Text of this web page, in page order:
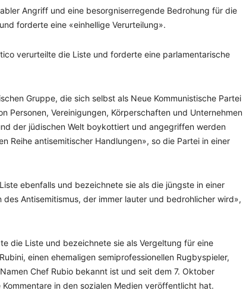
Angriff und eine besorgniserregende Bedrohung für die
forderte eine «einhellige Verurteilung».
verurteilte die Liste und forderte eine parlamentarische
Gruppe, die sich selbst als Neue Kommunistische Partei
Personen, Vereinigungen, Körperschaften und Unternehmen
der jüdischen Welt boykottiert und angegriffen werden
Reihe antisemitischer Handlungen», so die Partei in einer
ebenfalls und bezeichnete sie als die jüngste in einer
Antisemitismus, der immer lauter und bedrohlicher wird»,
die Liste und bezeichnete sie als Vergeltung für eine
einen ehemaligen semiprofessionellen Rugbyspieler,
Chef Rubio bekannt ist und seit dem 7. Oktober
in den sozialen Medien veröffentlicht hat.